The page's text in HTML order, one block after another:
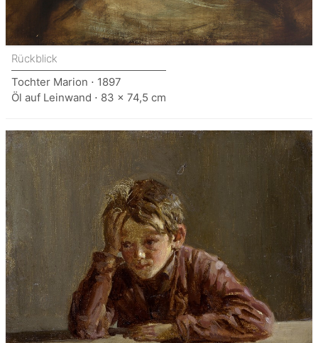
Rückblick
Tochter Marion ⋅ 1897
Öl auf Leinwand ⋅ 83 x 74,5 cm